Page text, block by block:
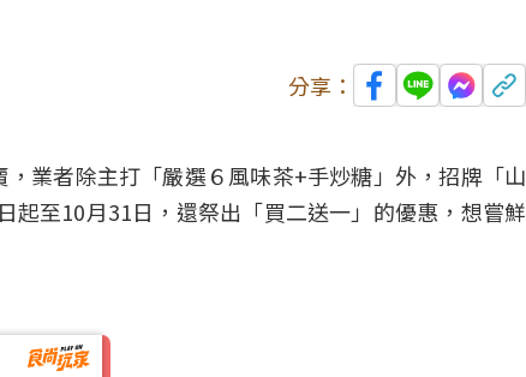
分享：
，業者除主打「嚴選６風味茶+手炒糖」外，招牌「山
起至10月31日，還祭出「買二送一」的優惠，想嘗鮮